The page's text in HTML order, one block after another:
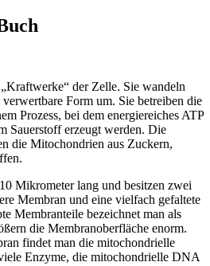
der Zelle. Sie wandeln
Form um. Sie betreiben die
Prozess, bei dem energiereiches ATP
Sauerstoff erzeugt werden. Die
die Mitochondrien aus Zuckern,
Mikrometer lang und besitzen zwei
Membran und eine vielfach gefaltete
Membranteile bezeichnet man als
die Membranoberfläche enorm.
findet man die mitochondrielle
Enzyme, die mitochondrielle DNA